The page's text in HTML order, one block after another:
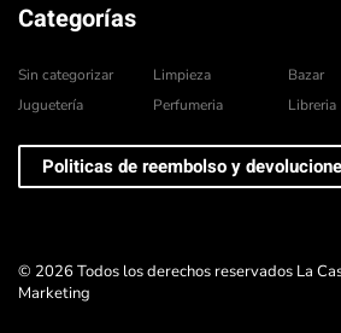
Categorías
Sin categorizar
Juguetería
Limpieza
Perfumeria
Bazar
Libreria
Politicas de reembolso y
© 2026 Todos los derechos reservados La
Marketing